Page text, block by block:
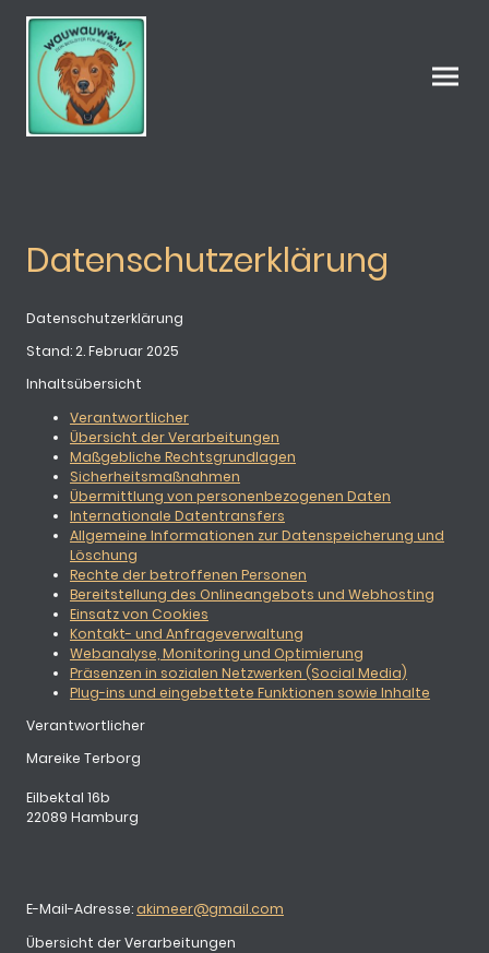
Datenschutzerklärung
Datenschutzerklärung
Stand: 2. Februar 2025
Inhaltsübersicht
Verantwortlicher
Übersicht der Verarbeitungen
Maßgebliche Rechtsgrundlagen
Sicherheitsmaßnahmen
Übermittlung von personenbezogenen Daten
Internationale Datentransfers
Allgemeine Informationen zur Datenspeicherung und
Löschung
Rechte der betroffenen Personen
Bereitstellung des Onlineangebots und Webhosting
Einsatz von Cookies
Kontakt- und Anfrageverwaltung
Webanalyse, Monitoring und Optimierung
Präsenzen in sozialen Netzwerken (Social Media)
Plug-ins und eingebettete Funktionen sowie Inhalte
Verantwortlicher
Mareike Terborg
Eilbektal 16b
22089 Hamburg
E-Mail-Adresse: akimeer@gmail.com
Übersicht der Verarbeitungen